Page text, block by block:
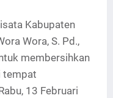
Kabupaten
Wora, S. Pd.,
membersihkan
tempat
13 Februari